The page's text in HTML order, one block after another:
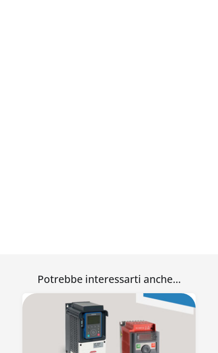
Potrebbe interessarti anche…